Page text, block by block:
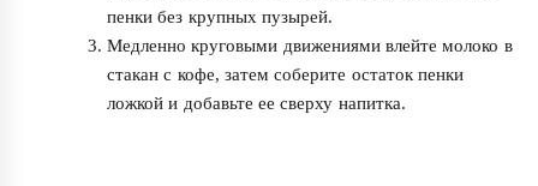
пенки без крупных пузырей.
Медленно круговыми движениями влейте молоко в
стакан с кофе, затем соберите остаток пенки
ложкой и добавьте ее сверху напитка.